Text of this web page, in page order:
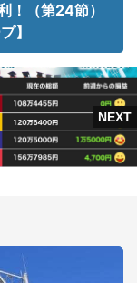
！（第24節）
】